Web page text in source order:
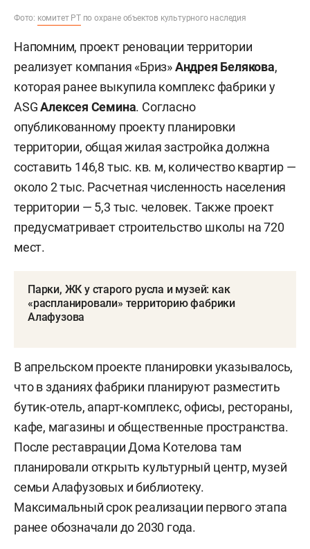
Фото: комитет РТпо охране объектов культурного наследия
Напомним, проект реновации территории
реализует компания «Бриз»Андрея Белякова,
которая ранее выкупила комплекс фабрики у
ASGАлексея Семина. Согласно
опубликованному проекту планировки
территории, общая жилая застройка должна
составить 146,8 тыс. кв. м, количество квартир —
около 2 тыс. Расчетная численность населения
территории — 5,3 тыс. человек. Также проект
предусматривает строительство школы на 720
мест.
Парки, ЖК у старого русла и музей: как
«распланировали» территорию фабрики
Алафузова
В апрельском проекте планировки указывалось,
что в зданиях фабрики планируют разместить
бутик-отель, апарт-комплекс, офисы, рестораны,
кафе, магазины и общественные пространства.
После реставрации Дома Котелова там
планировали открыть культурный центр, музей
семьи Алафузовых и библиотеку.
Максимальный срок реализации первого этапа
ранее обозначали до 2030 года.